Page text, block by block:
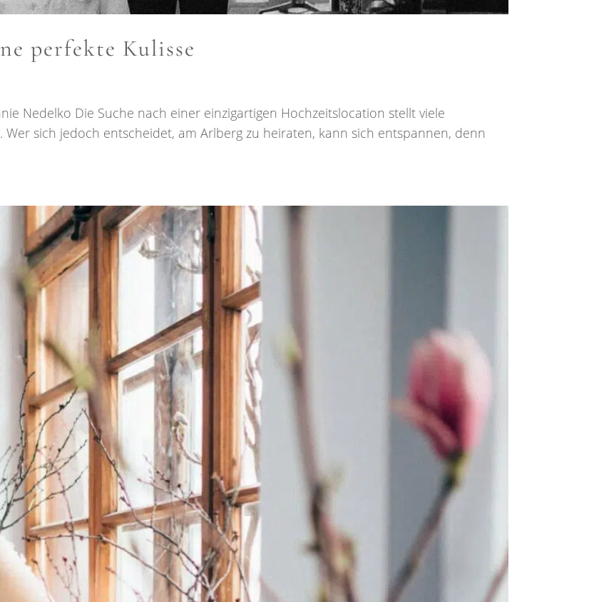
perfekte Kulisse
Nedelko Die Suche nach einer einzigartigen Hochzeitslocation stellt viele
sich jedoch entscheidet, am Arlberg zu heiraten, kann sich entspannen, denn